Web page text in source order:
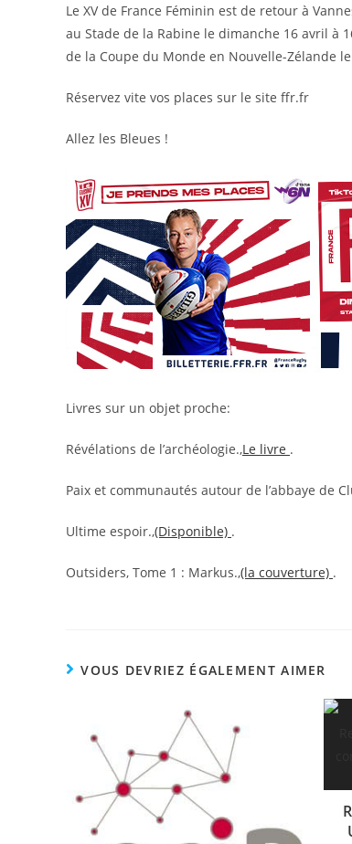
Le XV de France Féminin est de retour à
au Stade de la Rabine le dimanche 16 avril à
de la Coupe du Monde en Nouvelle-Zélande
Réservez vite vos places sur le site ffr.fr
Allez les Bleues !
Livres sur un objet proche:
Révélations de l’archéologie.,Le livre .
Paix et communautés autour de l’abbaye de
Ultime espoir.,(Disponible) .
Outsiders, Tome 1 : Markus.,(la couverture) .
VOUS DEVRIEZ ÉGALEMENT AIMER